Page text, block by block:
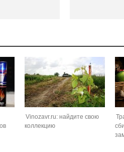
Vinozavr.ru: найдите свою
коллекцию